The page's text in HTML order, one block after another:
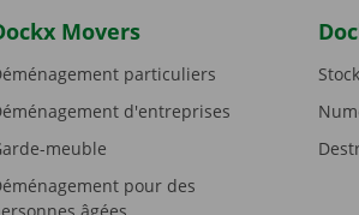
Movers
particuliers
d'entreprises
meuble
pour des